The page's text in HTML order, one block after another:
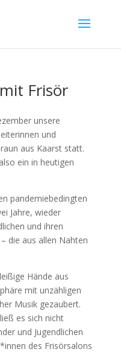
Frisör
unsere
und
aus Kaarst statt.
ein in heutigen
pandemiebedingten
Jahre, wieder
und ihren
die aus allen Nahten
Hände aus
mit unzähligen
Musik gezaubert.
es sich nicht
und Jugendlichen
des Frisörsalons